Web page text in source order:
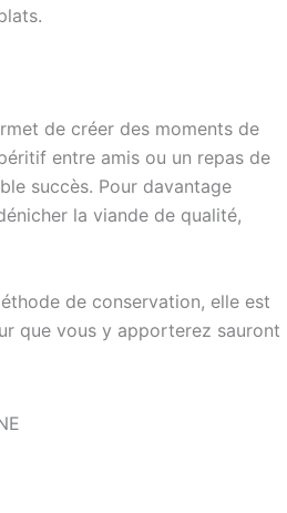
de créer des moments de
entre amis ou un repas de
succès. Pour davantage
la viande de qualité,
de conservation, elle est
que vous y apporterez sauront